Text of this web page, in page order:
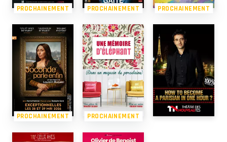
PROCHAINEMENT PROCHAINEMENT PROCHAINEMENT
PROCHAINEMENT PROCHAINEMENT